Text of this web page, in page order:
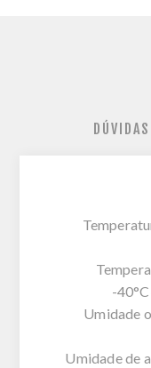
-
Umidade
Umidade de